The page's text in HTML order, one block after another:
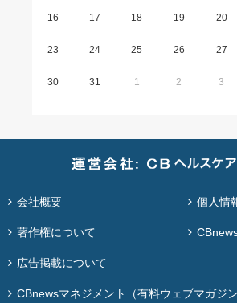
16 17 18 19 20
23 24 25 26 27
30 31 1 2 3
会社概要 個人情
著作権について
広告掲載について
CBnewsマネジメント（有料ウェブマガジ